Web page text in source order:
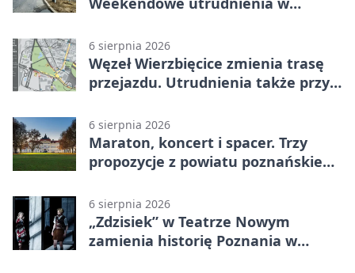
6 sierpnia 2026
Węzeł Wierzbięcice zmienia trasę
przejazdu. Utrudnienia także przy
6 sierpnia 2026
Maraton, koncert i spacer. Trzy
propozycje z powiatu poznańskiego
6 sierpnia 2026
„Zdzisiek” w Teatrze Nowym
zamienia historię Poznania w